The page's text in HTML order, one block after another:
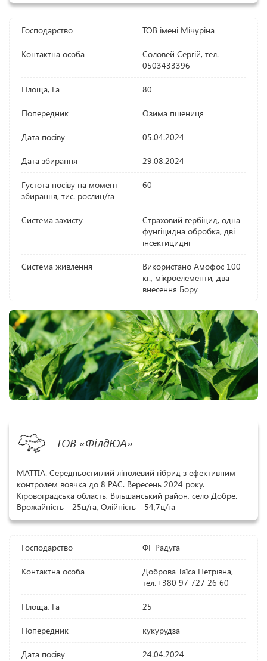
Господарство ТОВ імені Мічуріна
Контактна особа
Соловей Сергій, тел.
0503433396
Площа, Га 80
Попередник Озима пшениця
Дата посіву 05.04.2024
Дата збирання 29.08.2024
Густота посіву на момент
збирання, тис. рослин/га
60
Система захисту
Страховий гербіцид, одна
фунгіцидна обробка, дві
інсектицидні
Система живлення
Використано Амофос 100
кг., мікроелементи, два
внесення Бору
ТОВ «ФілдЮА»
МАТТІА. Середньостиглий лінолевий гібрид з ефективним
контролем вовчка до 8 РАС. Вересень 2024 року.
Кіровоградська область, Вільшанський район, село Добре.
Врожайність - 25ц/га, Олійність - 54,7ц/га
Господарство ФГ Радуга
Контактна особа
Доброва Таїса Петрівна,
тел.+380 97 727 26 60
Площа, Га 25
Попередник кукурудза
Дата посіву 24.04.2024